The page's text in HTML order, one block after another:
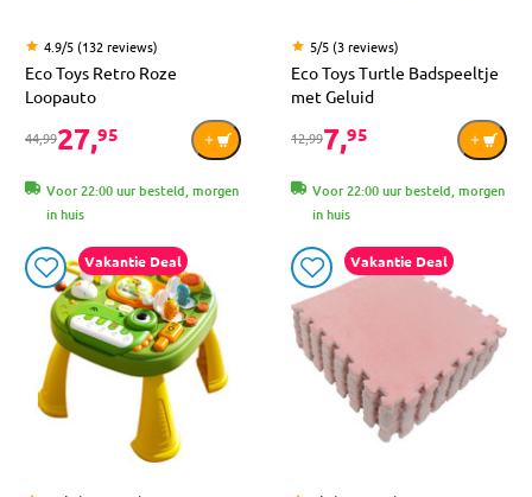
4.9/5 (132 reviews)
Eco Toys Retro Roze
Loopauto
44,9927,95
Voor 22:00 uur besteld, morgen
in huis
5/5 (3 reviews)
Eco Toys Turtle Badspeeltje
met Geluid
12,997,95
Voor 22:00 uur besteld, morgen
in huis
Vakantie Deal Vakantie Deal